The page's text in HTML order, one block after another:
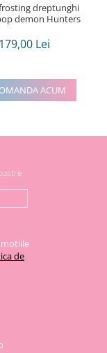
demon Hunters
179,00 Lei
ACUM
de